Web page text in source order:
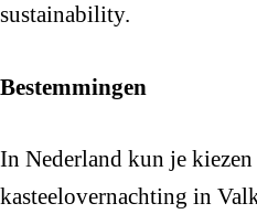
sustainability.
Bestemmingen
In Nederland kun je
kasteelovernachting in